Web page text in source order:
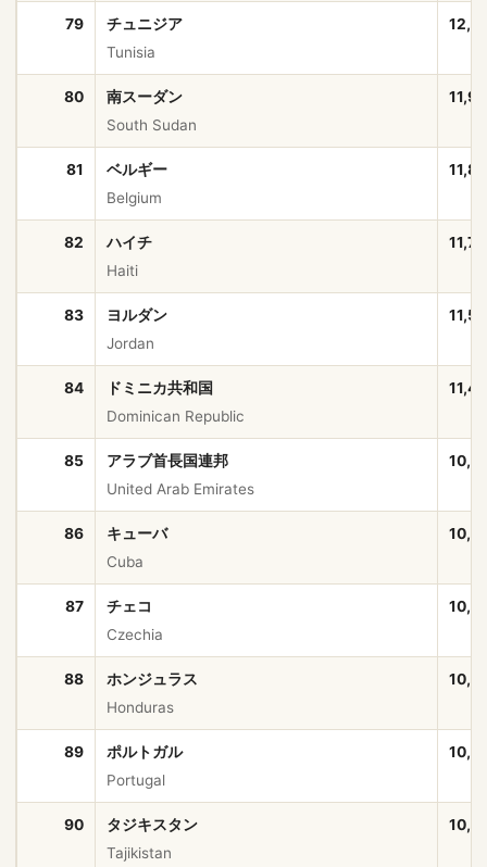
79
チュニジア
Tunisia
80
南スーダン
South Sudan
81
ベルギー
Belgium
82
ハイチ
Haiti
83
ヨルダン
Jordan
84
ドミニカ共和国
Dominican Republic
85
アラブ首長国連邦
United Arab Emirates
86
キューバ
Cuba
87
チェコ
Czechia
88
ホンジュラス
Honduras
89
ポルトガル
Portugal
90
タジキスタン
Tajikistan